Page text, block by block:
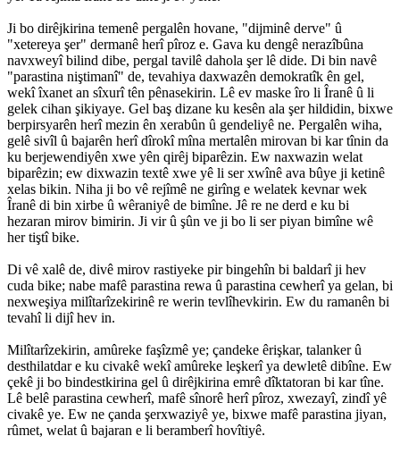
Ji bo dirêjkirina temenê pergalên hovane, "dijminê derve" û
"xetereya şer" dermanê herî pîroz e. Gava ku dengê nerazîbûna
navxweyî bilind dibe, pergal tavilê dahola şer lê dide. Di bin navê
"parastina niştimanî" de, tevahiya daxwazên demokratîk ên gel,
wekî îxanet an sîxurî tên pênasekirin. Lê ev maske îro li Îranê û li
gelek cihan şikiyaye. Gel baş dizane ku kesên ala şer hildidin, bixwe
berpirsyarên herî mezin ên xerabûn û gendeliyê ne. Pergalên wiha,
gelê sivîl û bajarên herî dîrokî mîna mertalên mirovan bi kar tînin da
ku berjewendiyên xwe yên qirêj biparêzin. Ew naxwazin welat
biparêzin; ew dixwazin textê xwe yê li ser xwînê ava bûye ji ketinê
xelas bikin. Niha ji bo vê rejîmê ne girîng e welatek kevnar wek
Îranê di bin xirbe û wêraniyê de bimîne. Jê re ne derd e ku bi
hezaran mirov bimirin. Ji vir û şûn ve ji bo li ser piyan bimîne wê
her tiştî bike.
Di vê xalê de, divê mirov rastiyeke pir bingehîn bi baldarî ji hev
cuda bike; nabe mafê parastina rewa û parastina cewherî ya gelan, bi
nexweşiya milîtarîzekirinê re werin tevlîhevkirin. Ew du ramanên bi
tevahî li dijî hev in.
Milîtarîzekirin, amûreke faşîzmê ye; çandeke êrişkar, talanker û
desthilatdar e ku civakê wekî amûreke leşkerî ya dewletê dibîne. Ew
çekê ji bo bindestkirina gel û dirêjkirina emrê dîktatoran bi kar tîne.
Lê belê parastina cewherî, mafê sînorê herî pîroz, xwezayî, zindî yê
civakê ye. Ew ne çanda şerxwaziyê ye, bixwe mafê parastina jiyan,
rûmet, welat û bajaran e li beramberî hovîtiyê.